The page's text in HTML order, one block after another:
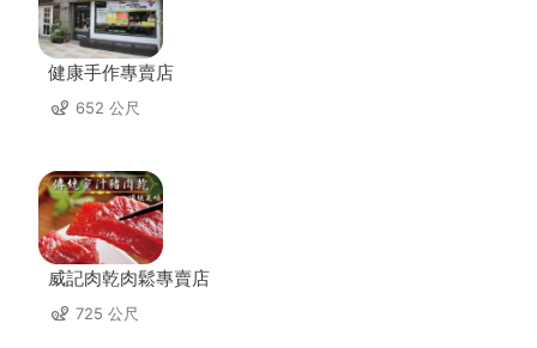
健康手作專賣店
652 公尺
威記肉乾肉鬆專賣店
725 公尺